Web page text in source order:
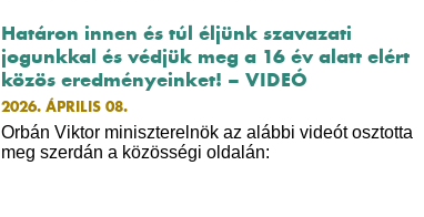
Határon innen és túl éljünk szavazati
jogunkkal és védjük meg a 16 év alatt elért
közös eredményeinket! – VIDEÓ
2026. ÁPRILIS 08.
Orbán Viktor miniszterelnök az alábbi videót osztotta
meg szerdán a közösségi oldalán: